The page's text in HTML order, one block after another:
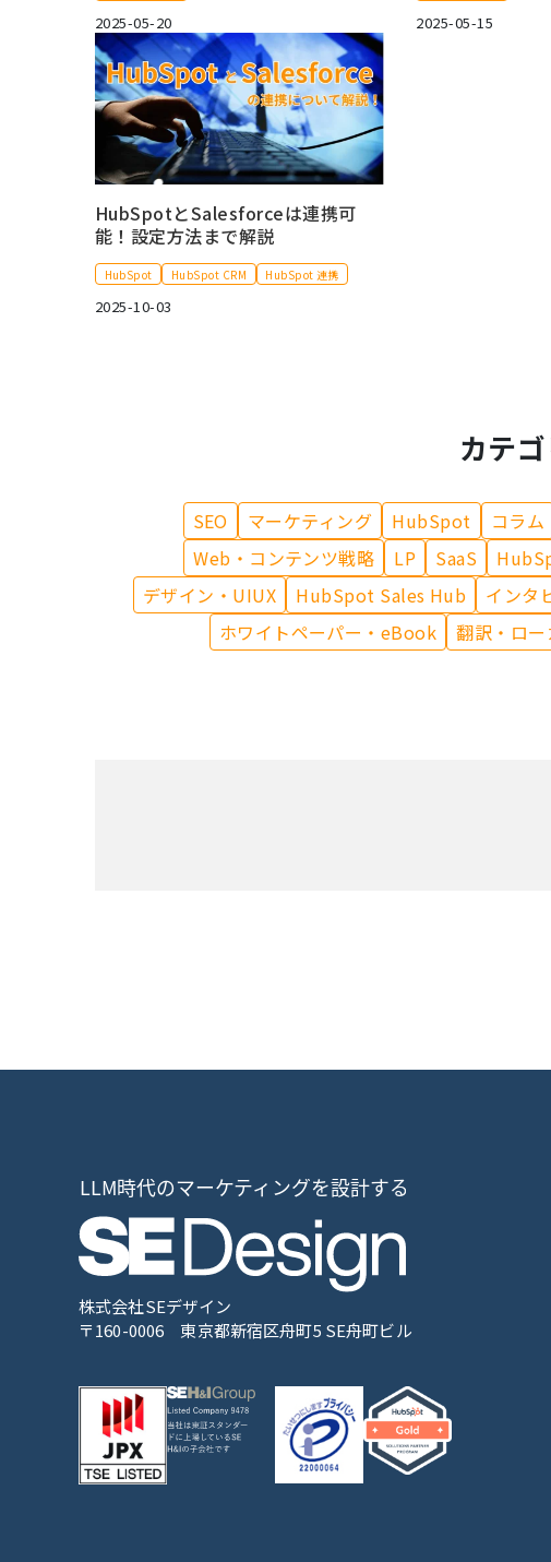
2025-05-20 2025-05-15
HubSpotとSalesforceは連携可
能！設定方法まで解説
HubSpot HubSpot CRM HubSpot 連携
2025-10-03
カテ
SEO マーケティング HubSpot コラム
Web・コンテンツ戦略
LP SaaS
デザイン・UIUX
HubSpot Sales Hub インタ
ホワイトペーパー・eBook
翻訳・ロ
株式会社SEデザイン
〒160-0006
東京都新宿区舟町5 SE舟町ビル